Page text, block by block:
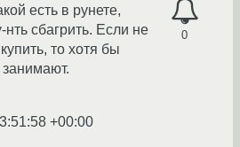
0
есть в рунете,
нть сбагрить. Если не
то хотя бы
занимают.
+00:00